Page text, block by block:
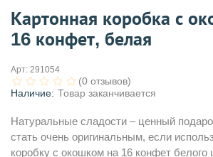
Картонная коробка с
16 конфет, белая
Арт: 291054
(0 отзывов)
Наличие: Товар заканчивается
Натуральные сладости – ценный
стать очень оригинальным, если
коробку с окошком на 16 конфет белого